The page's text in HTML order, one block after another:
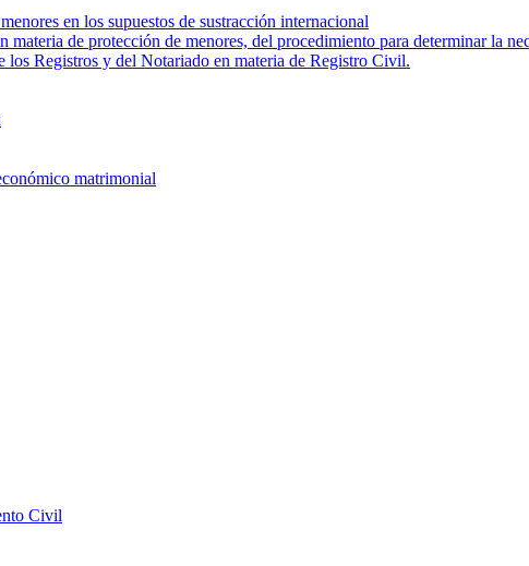
en los supuestos de sustracción internacional
de protección de menores, del procedimiento para determinar la
los Registros y del Notariado en materia de Registro Civil.
matrimonial
Civil